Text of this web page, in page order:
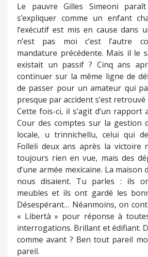
Le pauvre Gilles Simeoni
s’expliquer comme un enfant
l’exécutif est mis en cause dans
n’est pas moi c’est l’autre
mandature précédente. Mais il le
existait un passif ? Cinq ans
continuer sur la même ligne de
de passer pour un amateur qui
presque par accident s’est retrouvé
Cette fois-ci, il s’agit d’un rapport
Cour des comptes sur la gestion
locale, u trinnichellu, celui qui
Folleli deux ans après la victoire
toujours rien en vue, mais des
d’une armée mexicaine. La maison
nous disaient. Tu parles : ils
meubles et ils ont gardé les
Désespérant… Néanmoins, on
« Libertà » pour réponse à
interrogations. Brillant et édifiant.
comme avant ? Ben tout pareil
pareil.